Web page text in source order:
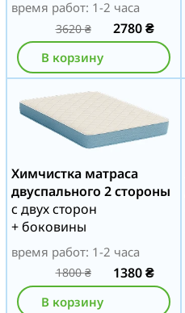
время работ: 1-2 часа
3620₴ 2780₴
В корзину
Химчистка матраса
двуспального 2 стороны
с двух сторон
+ боковины
время работ: 1-2 часа
1800₴ 1380₴
В корзину